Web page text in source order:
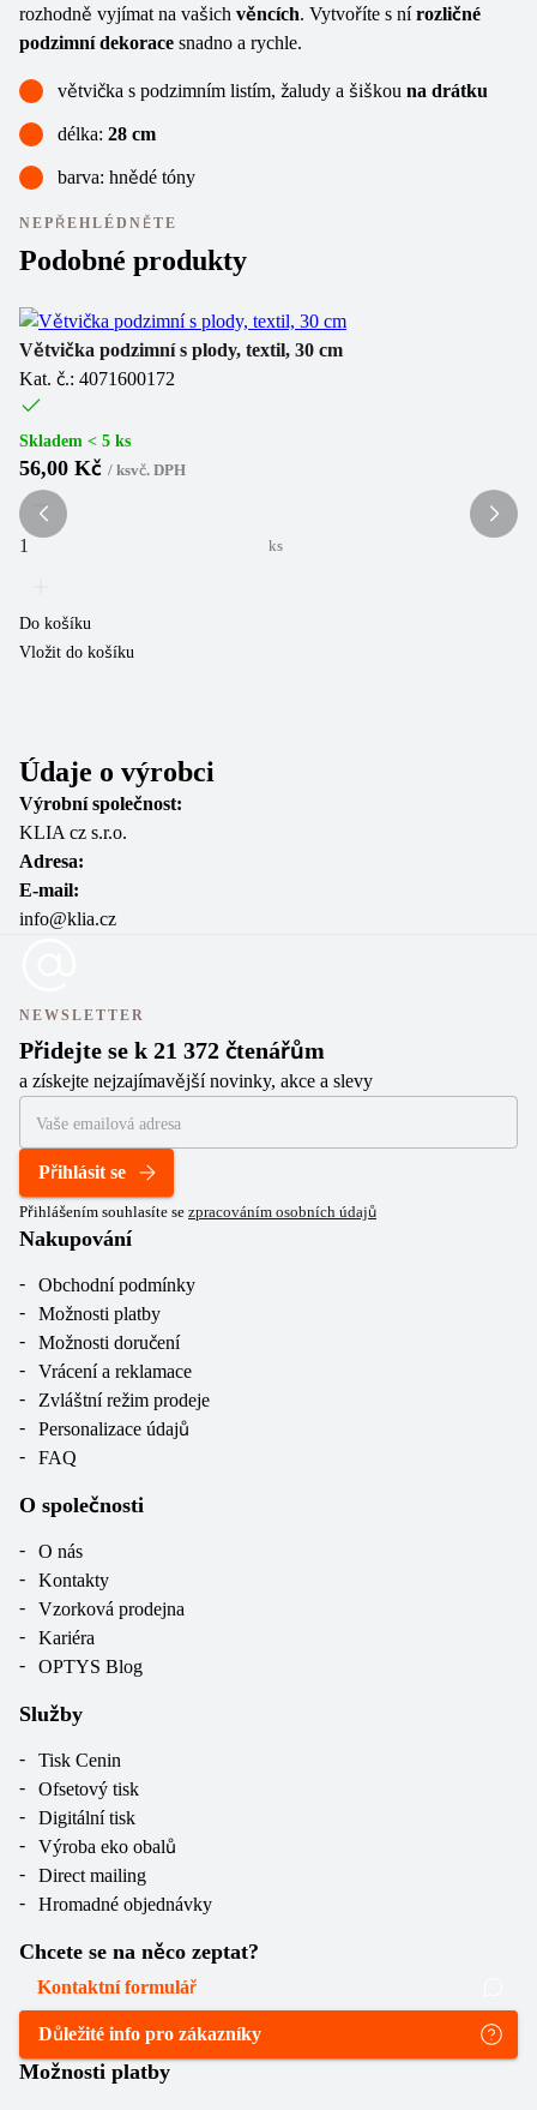
rozhodně vyjímat na vašich věncích. Vytvoříte s nírozličné
podzimní dekorace snadno a rychle.
větvička s podzimním listím, žaludy a šiškou na drátku
délka: 28 cm
barva: hnědé tóny
NEPŘEHLÉDNĚTE
Podobné produkty
Větvička podzimní s plody, textil, 30 cm
Kat. č.: 4071600172
Skladem < 5 ks
56,00 Kč / ksvč. DPH
ks
Do košíku
Vložit do košíku
Údaje o výrobci
Výrobní společnost:
KLIA cz s.r.o.
Adresa:
E-mail:
info@klia.cz
NEWSLETTER
Přidejte se k 21 372 čtenářům
a získejte nejzajímavější novinky, akce a slevy
Přihlásit se
Přihlášením souhlasíte se zpracováním osobních údajů
Nakupování
Obchodní podmínky
Možnosti platby
Možnosti doručení
Vrácení a reklamace
Zvláštní režim prodeje
Personalizace údajů
FAQ
O společnosti
O nás
Kontakty
Vzorková prodejna
Kariéra
OPTYS Blog
Služby
Tisk Cenin
Ofsetový tisk
Digitální tisk
Výroba eko obalů
Direct mailing
Hromadné objednávky
Chcete se na něco zeptat?
Kontaktní formulář
Důležité info pro zákazníky
Možnosti platby